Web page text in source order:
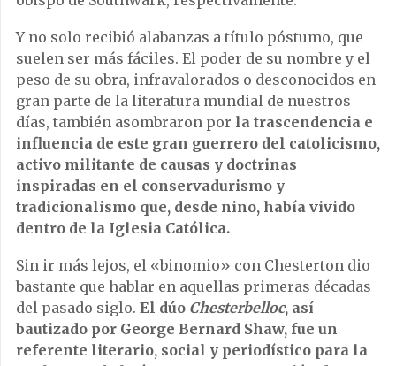
Y no solo recibió alabanzas a título póstumo, que
suelen ser más fáciles. El poder de su nombre y el
peso de su obra, infravalorados o desconocidos en
gran parte de la literatura mundial de nuestros
días, también asombraron por la trascendencia e
influencia de este gran guerrero del catolicismo,
activo militante de causas y doctrinas
inspiradas en el conservadurismo y
tradicionalismo que, desde niño, había vivido
dentro de la Iglesia Católica.
Sin ir más lejos, el «binomio» con Chesterton dio
bastante que hablar en aquellas primeras décadas
del pasado siglo. El dúo Chesterbelloc, así
bautizado por George Bernard Shaw, fue un
referente literario, social y periodístico para la